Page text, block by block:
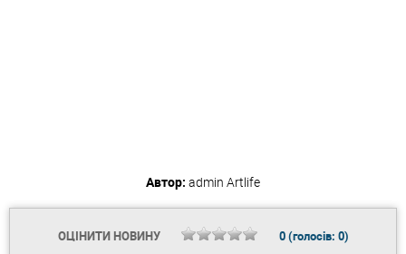
Автор: admin Artlife
ОЦІНИТИ НОВИНУ 0(голосів: 0)